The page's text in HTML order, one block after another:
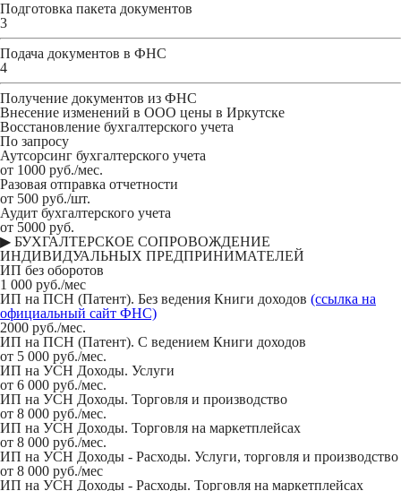
Подготовка пакета документов
3
Подача документов в ФНС
4
Получение документов из ФНС
Внесение изменений в ООО цены в Иркутске
Восстановление бухгалтерского учета
По запросу
Аутсорсинг бухгалтерского учета
от 1000 руб./мес.
Разовая отправка отчетности
от 500 руб./шт.
Аудит бухгалтерского учета
от 5000 руб.
▶ БУХГАЛТЕРСКОЕ СОПРОВОЖДЕНИЕ
ИНДИВИДУАЛЬНЫХ ПРЕДПРИНИМАТЕЛЕЙ
ИП без оборотов
1 000 руб./мес
ИП на ПСН (Патент). Без ведения Книги доходов (ссылка на
официальный сайт ФНС)
2000 руб./мес.
ИП на ПСН (Патент). С ведением Книги доходов
от 5 000 руб./мес.
ИП на УСН Доходы. Услуги
от 6 000 руб./мес.
ИП на УСН Доходы. Торговля и производство
от 8 000 руб./мес.
ИП на УСН Доходы. Торговля на маркетплейсах
от 8 000 руб./мес.
ИП на УСН Доходы - Расходы. Услуги, торговля и производство
от 8 000 руб./мес
ИП на УСН Доходы - Расходы. Торговля на маркетплейсах